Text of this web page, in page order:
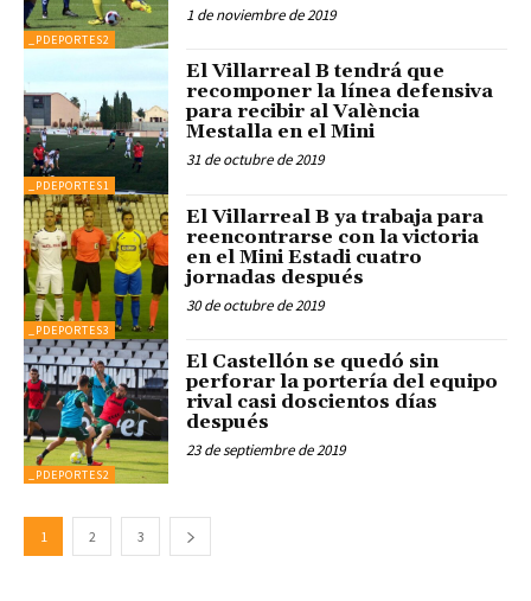
_PDEPORTES2
1 de noviembre de 2019
_PDEPORTES1
El Villarreal B tendrá que
recomponer la línea defensiva
para recibir al València
Mestalla en el Mini
31 de octubre de 2019
_PDEPORTES3
El Villarreal B ya trabaja para
reencontrarse con la victoria
en el Mini Estadi cuatro
jornadas después
30 de octubre de 2019
_PDEPORTES2
El Castellón se quedó sin
perforar la portería del equipo
rival casi doscientos días
después
23 de septiembre de 2019
1 2 3